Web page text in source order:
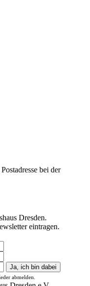
bei der
Dresden.
eintragen.
abmelden.